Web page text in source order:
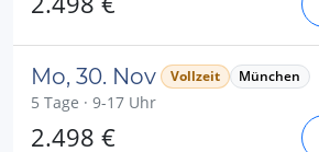
Mo, 30. Nov Vollzeit München
5 Tage · 9-17 Uhr
2.498 €